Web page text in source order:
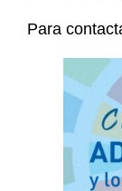
Para